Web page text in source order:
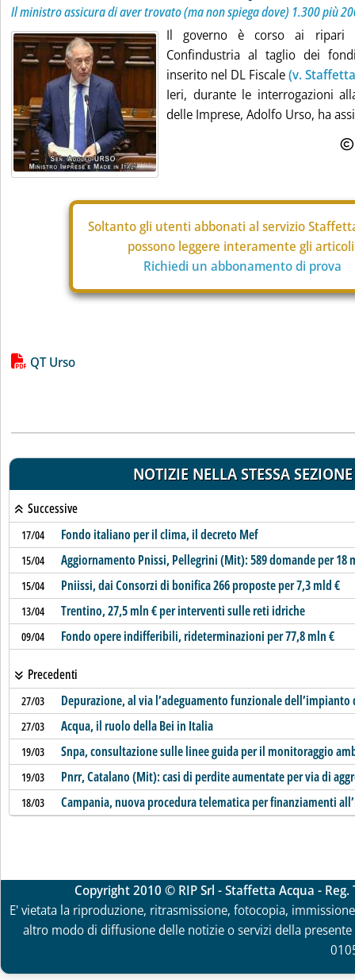
Il ministro assicura di aver trovato (ma non spiega dove) 1.300 più
Il governo è corso ai ripari
Confindustria al taglio dei
inserito nel DL Fiscale(v.
Ieri, durante le interrogazioni
delle Imprese, Adolfo Urso, ha
Soltanto gli utenti abbonati al servizio
possono leggere interamente gli
Richiedi un abbonamento di prova
Lista allegati PDF alla notizia
QT Urso
NOTIZIE NELLA STESSA SEZIONE
Successive
17/04 Fondo italiano per il clima, il decreto Mef
15/04 Aggiornamento Pnissi, Pellegrini (Mit): 589 domande per 18
15/04 Pniissi, dai Consorzi di bonifica 266 proposte per 7,3 mld €
13/04 Trentino, 27,5 mln € per interventi sulle reti idriche
09/04 Fondo opere indifferibili, rideterminazioni per 77,8 mln €
Precedenti
27/03 Depurazione, al via l’adeguamento funzionale dell’impianto
27/03 Acqua, il ruolo della Bei in Italia
19/03 Snpa, consultazione sulle linee guida per il monitoraggio
19/03 Pnrr, Catalano (Mit): casi di perdite aumentate per via di
18/03 Campania, nuova procedura telematica per finanziamenti
Copyright 2010 © RIP Srl - Staffetta Acqua -
E' vietata la riproduzione, ritrasmissione, fotocopia,
altro modo di diffusione delle notizie o servizi della